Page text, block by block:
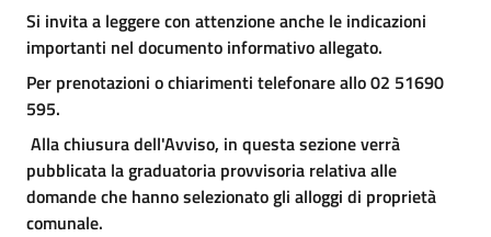
Si invita a leggere con attenzione anche le indicazioni
importanti nel documento informativo allegato.
Per prenotazioni o chiarimenti telefonare allo 02 51690
595.
Alla chiusura dell'Avviso, in questa sezione verrà
pubblicata la graduatoria provvisoria relativa alle
domande che hanno selezionato gli alloggi di proprietà
comunale.